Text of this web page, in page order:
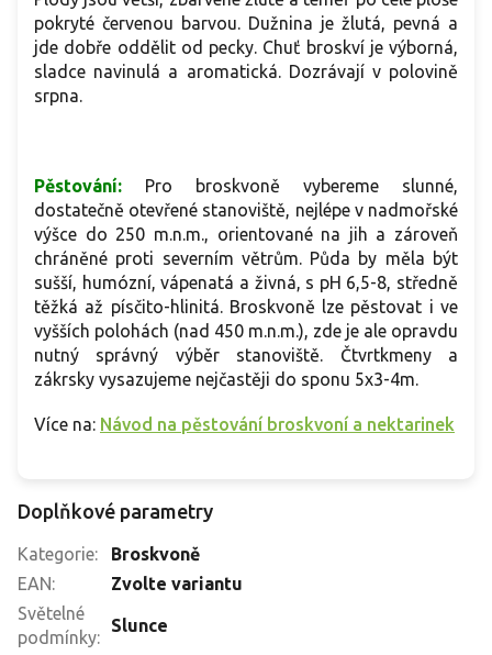
pokryté červenou barvou. Dužnina je žlutá, pevná a
jde dobře oddělit od pecky. Chuť broskví je výborná,
sladce navinulá a aromatická. Dozrávají v polovině
srpna.
Pěstování: Pro broskvoně vybereme slunné,
dostatečně otevřené stanoviště, nejlépe v nadmořské
výšce do 250 m.n.m., orientované na jih a zároveň
chráněné proti severním větrům. Půda by měla být
sušší, humózní, vápenatá a živná, s pH 6,5-8, středně
těžká až písčito-hlinitá. Broskvoně lze pěstovat i ve
vyšších polohách (nad 450 m.n.m.), zde je ale opravdu
nutný správný výběr stanoviště. Čtvrtkmeny a
zákrsky vysazujeme nejčastěji do sponu 5x3-4m.
Více na: Návod na pěstování broskvoní a nektarinek
Doplňkové parametry
Kategorie:
Broskvoně
EAN:
Zvolte variantu
Světelné
podmínky:
Slunce